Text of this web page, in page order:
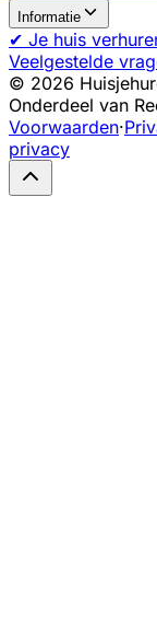
Informatie
✔ Je huis
Veelgestelde
© 2026
Onderdeel van
Voorwaarden·
privacy